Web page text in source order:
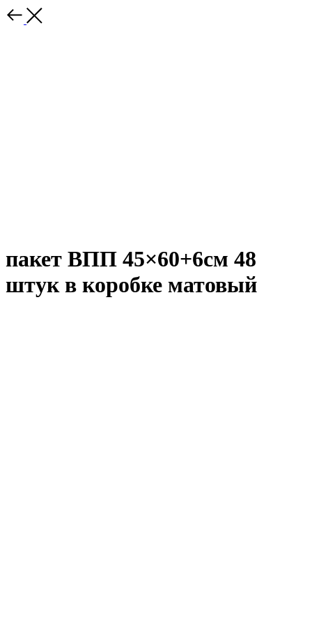
пакет ВПП 45×60+6см 48
штук в коробке матовый